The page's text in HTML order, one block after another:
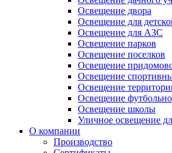
Освещение двора
Освещение для
Освещение для АЗС
Освещение парков
Освещение поселков
Освещение
Освещение
Освещение
Освещение
Освещение школы
Уличное освещение
О компании
Производство